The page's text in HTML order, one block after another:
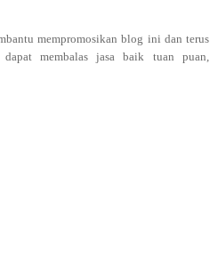
mempromosikan blog ini dan terus
membalas jasa baik tuan puan,